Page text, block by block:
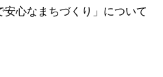
心なまちづくり」について